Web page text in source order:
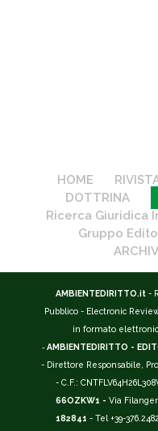
HOME
DOTTRINA
Ricerca Giuridica
Gruppo
AMBIENTEDIRITTO.it -
Pubblico - Electronic
in formato
-AMBIENTEDIRITTO -
- Direttore Responsabile,
- C.F.:
66OZKW1 - Via
182841 - Tel +39-